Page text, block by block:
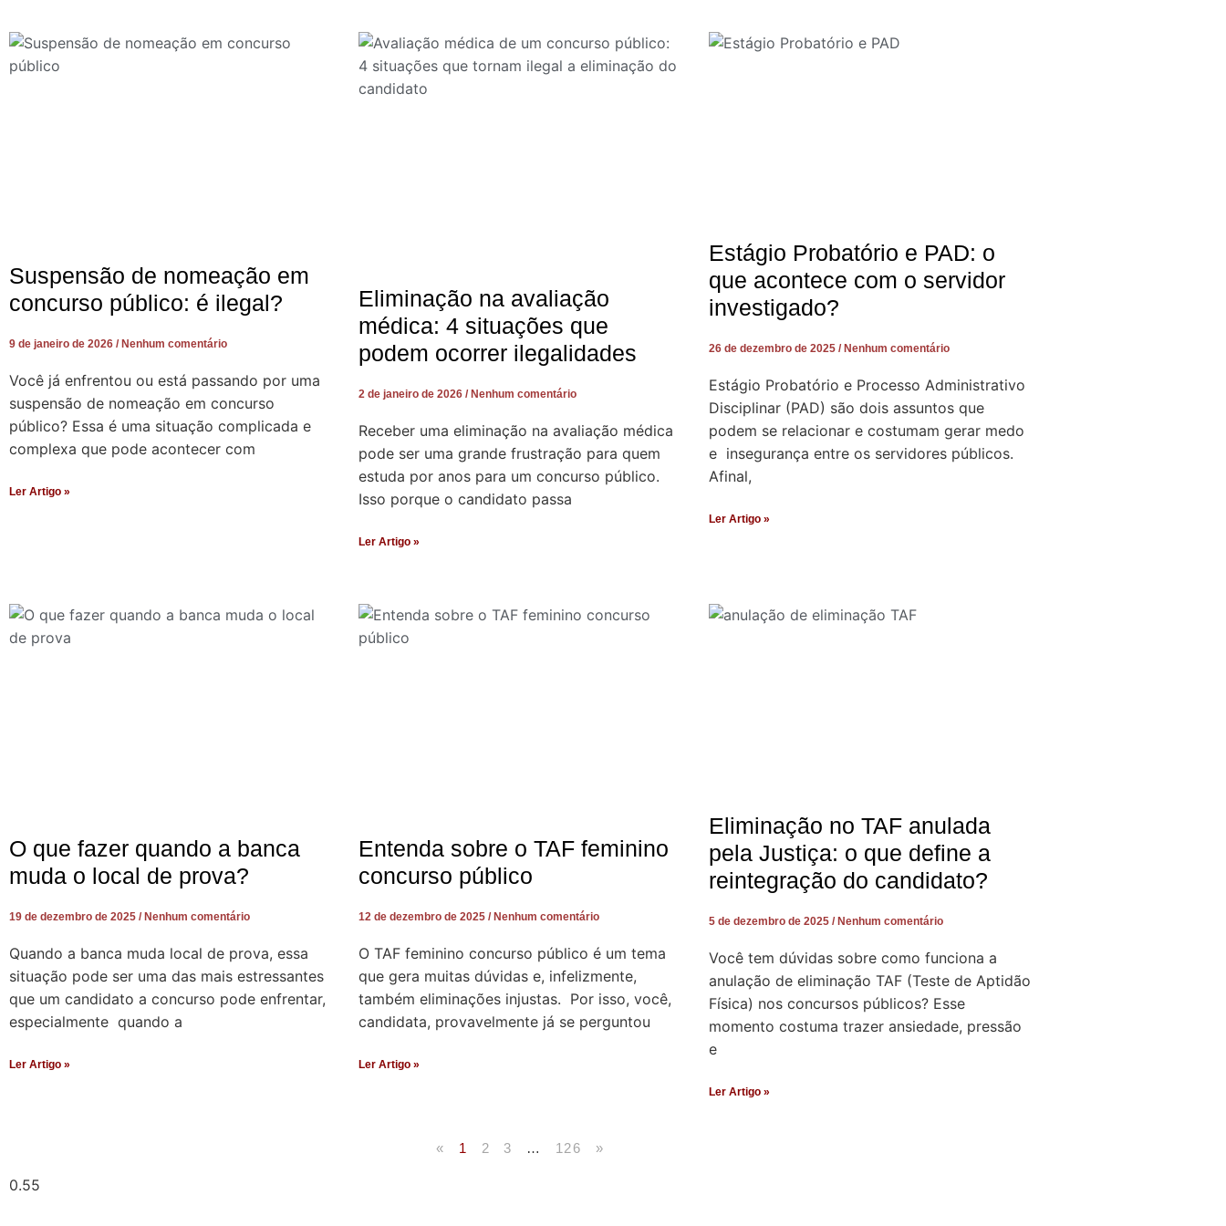
Suspensão de nomeação em
concurso público: é ilegal?
9 de janeiro de 2026 Nenhum comentário
Você já enfrentou ou está passando por uma
suspensão de nomeação em concurso
público? Essa é uma situação complicada e
complexa que pode acontecer com
Ler Artigo »
Eliminação na avaliação
médica: 4 situações que
podem ocorrer ilegalidades
2 de janeiro de 2026 Nenhum comentário
Receber uma eliminação na avaliação médica
pode ser uma grande frustração para quem
estuda por anos para um concurso público.
Isso porque o candidato passa
Ler Artigo »
Estágio Probatório e PAD: o
que acontece com o servidor
investigado?
26 de dezembro de 2025 Nenhum comentário
Estágio Probatório e Processo Administrativo
Disciplinar (PAD) são dois assuntos que
podem se relacionar e costumam gerar medo
e insegurança entre os servidores públicos.
Afinal,
Ler Artigo »
O que fazer quando a banca
muda o local de prova?
19 de dezembro de 2025 Nenhum comentário
Quando a banca muda local de prova, essa
situação pode ser uma das mais estressantes
que um candidato a concurso pode enfrentar,
especialmente quando a
Ler Artigo »
Entenda sobre o TAF feminino
concurso público
12 de dezembro de 2025 Nenhum comentário
O TAF feminino concurso público é um tema
que gera muitas dúvidas e, infelizmente,
também eliminações injustas. Por isso, você,
candidata, provavelmente já se perguntou
Ler Artigo »
Eliminação no TAF anulada
pela Justiça: o que define a
reintegração do candidato?
5 de dezembro de 2025 Nenhum comentário
Você tem dúvidas sobre como funciona a
anulação de eliminação TAF (Teste de Aptidão
Física) nos concursos públicos? Esse
momento costuma trazer ansiedade, pressão
e
Ler Artigo »
« 1 2 3 … 126 »